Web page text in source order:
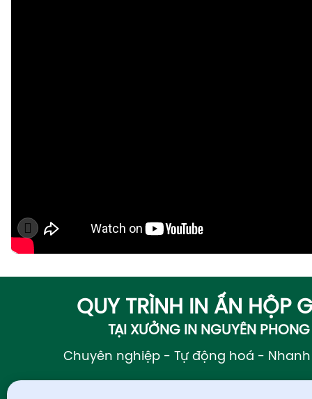
QUY TRÌNH IN ẤN HỘP
TẠI XƯỞNG IN NGUYÊN PHONG
Chuyên nghiệp - Tự động hoá -